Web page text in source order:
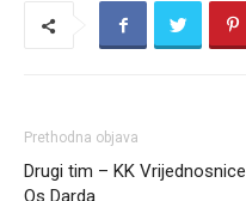
Prethodna objava
Drugi tim – KK Vrijednosnice
Os Darda